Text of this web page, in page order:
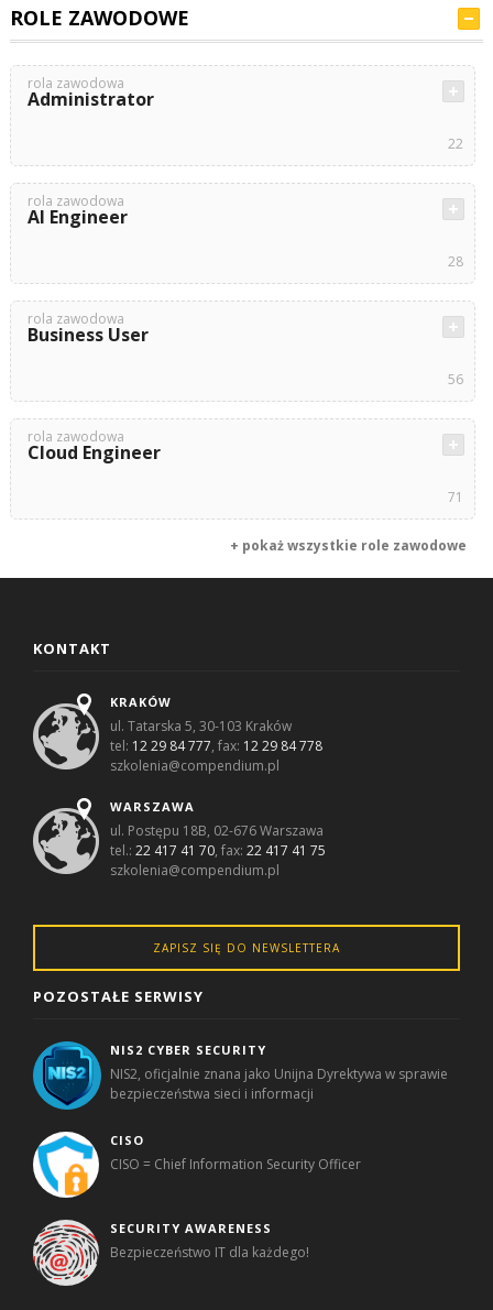
ROLE ZAWODOWE
rola zawodowa
Administrator
22
rola zawodowa
AI Engineer
28
rola zawodowa
Business User
56
rola zawodowa
Cloud Engineer
71
+ pokaż wszystkie role zawodowe
KONTAKT
KRAKÓW
ul. Tatarska 5, 30-103 Kraków
tel: 12 29 84 777, fax: 12 29 84 778
szkolenia@compendium.pl
WARSZAWA
ul. Postępu 18B, 02-676 Warszawa
tel.:22 417 41 70, fax:22 417 41 75
szkolenia@compendium.pl
ZAPISZ SIĘ DO NEWSLETTERA
POZOSTAŁE SERWISY
NIS2 CYBER SECURITY
NIS2, oficjalnie znana jako Unijna Dyrektywa w sprawie
bezpieczeństwa sieci i informacji
CISO
CISO = Chief Information Security Officer
SECURITY AWARENESS
Bezpieczeństwo IT dla każdego!